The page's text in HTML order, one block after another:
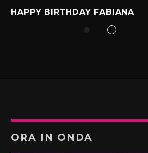
HAPPY BIRTHDAY FABIANA
ORA IN ONDA